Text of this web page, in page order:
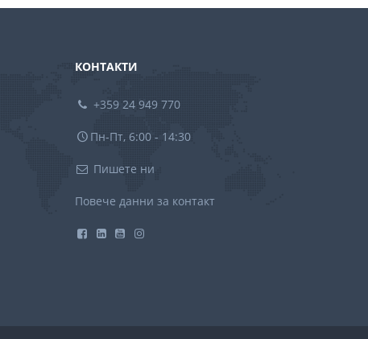
КОНТАКТИ
+359 24 949 770
Пн-Пт, 6:00 - 14:30
Пишете ни
Повече данни за контакт